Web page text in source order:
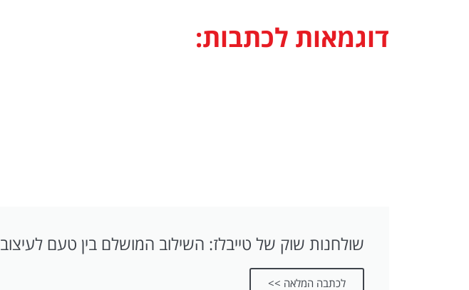
דוגמאות לכתבות:
שולחנות שוק של טייבלז: השילוב המושלם בין טעם לעיצוב
לכתבה המלאה >>